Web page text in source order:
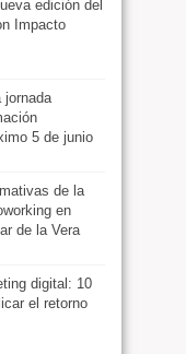
edición del
Impacto
jornada
5 de junio
de la
en
de la Vera
digital: 10
el retorno